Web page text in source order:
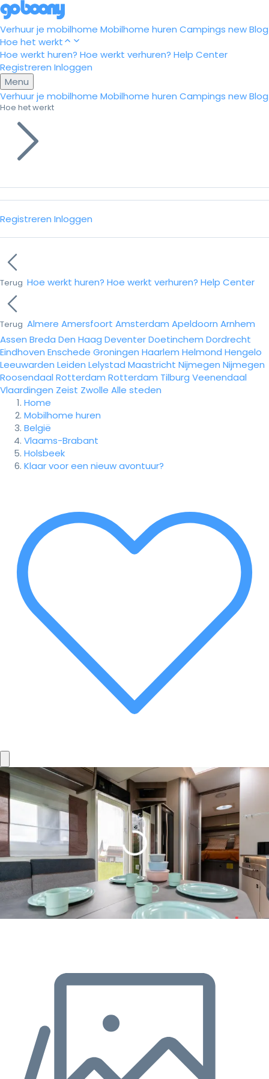
Verhuur je mobilhome Mobilhome huren Campings newBlog
Hoe het werkt
Hoe werkt huren? Hoe werkt verhuren? Help Center
Registreren Inloggen
Menu
Verhuur je mobilhome Mobilhome huren Campings newBlog
Hoe het werkt
Registreren Inloggen
Terug Hoe werkt huren? Hoe werkt verhuren? Help Center
Terug Almere Amersfoort Amsterdam Apeldoorn Arnhem
Assen Breda Den Haag DeventerDoetinchem Dordrecht
Eindhoven Enschede Groningen Haarlem Helmond Hengelo
Leeuwarden Leiden Lelystad Maastricht Nijmegen Nijmegen
Roosendaal Rotterdam Rotterdam Tilburg Veenendaal
Vlaardingen Zeist Zwolle Alle steden
Home
Mobilhome huren
België
Vlaams-Brabant
Holsbeek
Klaar voor een nieuw avontuur?